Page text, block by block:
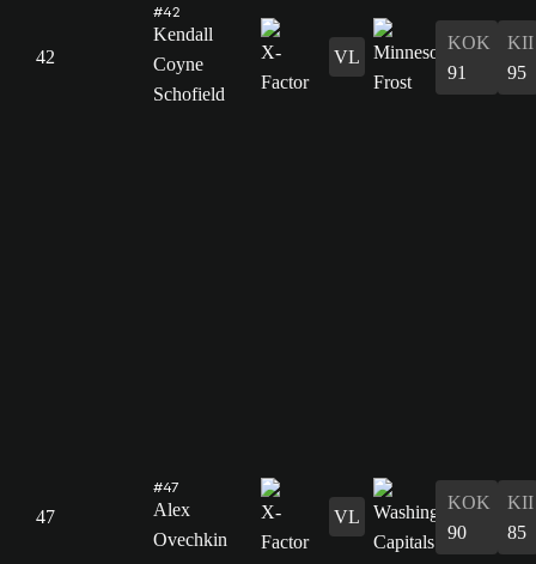
42
#42
Kendall
Coyne
Schofield
VL
KOK
91
KII
95
47
#47
Alex
Ovechkin
VL
KOK
90
KII
85